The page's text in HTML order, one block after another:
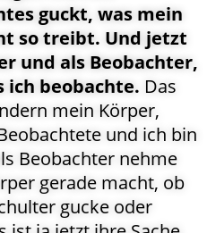
guckt, was mein
so treibt. Und jetzt
und als Beobachter,
ich beobachte. Das
mein Körper,
und ich bin
Beobachter nehme
gerade macht, ob
gucke oder